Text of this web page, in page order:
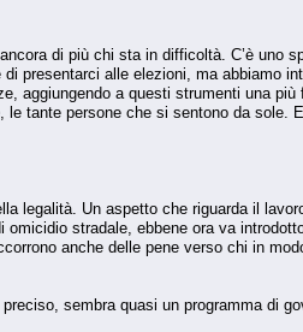
di più chi sta in difficoltà. C’è uno
presentarci alle elezioni, ma abbiamo
aggiungendo a questi strumenti una
tante persone che si sentono da sole.
legalità. Un aspetto che riguarda il
stradale, ebbene ora va
anche delle pene verso chi in
sembra quasi un programma di